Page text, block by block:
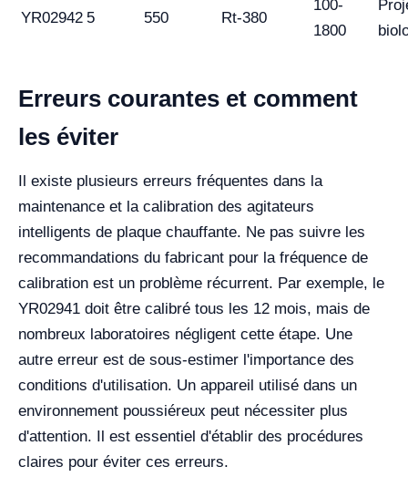
YR02942 5 550 Rt-380
100-
1800
Erreurs courantes et comment
les éviter
Il existe plusieurs erreurs fréquentes dans la
maintenance et la calibration des agitateurs
intelligents de plaque chauffante. Ne pas suivre les
recommandations du fabricant pour la fréquence de
calibration est un problème récurrent. Par exemple, le
YR02941 doit être calibré tous les 12 mois, mais de
nombreux laboratoires négligent cette étape. Une
autre erreur est de sous-estimer l'importance des
conditions d'utilisation. Un appareil utilisé dans un
environnement poussiéreux peut nécessiter plus
d'attention. Il est essentiel d'établir des procédures
claires pour éviter ces erreurs.